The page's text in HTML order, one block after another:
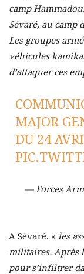
camp
Sévaré, au camp
Les groupes
véhicules
d’attaquer ces
MAJOR
DU 24
— Forces
A Sévaré, « les
militaires. Après
pour s’infiltrer